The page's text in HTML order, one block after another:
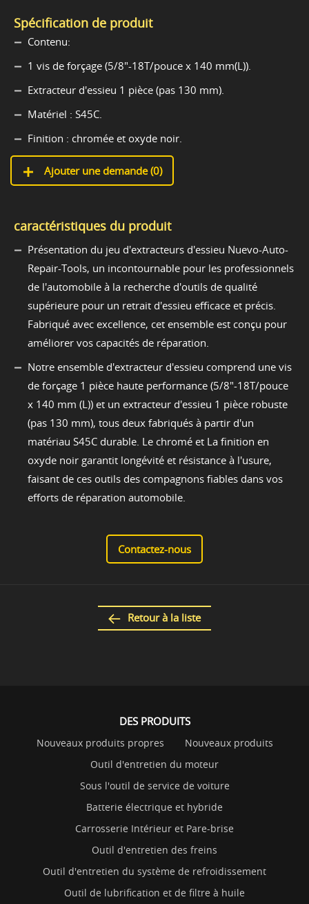
Spécification de produit
Contenu:
1 vis de forçage (5/8"-18T/pouce x 140 mm(L)).
Extracteur d'essieu 1 pièce (pas 130 mm).
Matériel : S45C.
Finition : chromée et oxyde noir.
Ajouter une demande (0)
caractéristiques du produit
Présentation du jeu d'extracteurs d'essieu Nuevo-Auto-
Repair-Tools, un incontournable pour les professionnels
de l'automobile à la recherche d'outils de qualité
supérieure pour un retrait d'essieu efficace et précis.
Fabriqué avec excellence, cet ensemble est conçu pour
améliorer vos capacités de réparation.
Notre ensemble d'extracteur d'essieu comprend une vis
de forçage 1 pièce haute performance (5/8"-18T/pouce
x 140 mm (L)) et un extracteur d'essieu 1 pièce robuste
(pas 130 mm), tous deux fabriqués à partir d'un
matériau S45C durable. Le chromé et La finition en
oxyde noir garantit longévité et résistance à l'usure,
faisant de ces outils des compagnons fiables dans vos
efforts de réparation automobile.
Contactez-nous
Retour à la liste
DES PRODUITS
Nouveaux produits propres
Nouveaux produits
Outil d'entretien du moteur
Sous l'outil de service de voiture
Batterie électrique et hybride
Carrosserie Intérieur et Pare-brise
Outil d'entretien des freins
Outil d'entretien du système de refroidissement
Outil de lubrification et de filtre à huile